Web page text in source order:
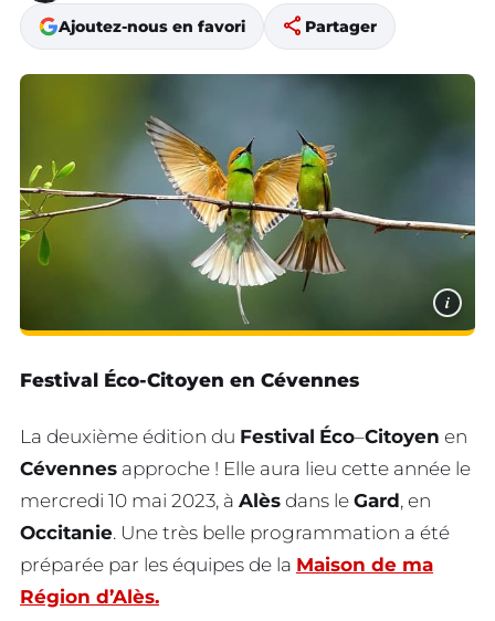
Ajoutez-nous en favori share Partager
i
Festival Éco-Citoyen en Cévennes
La deuxième édition du Festival Éco–Citoyen en
Cévennes approche ! Elle aura lieu cette année le
mercredi 10 mai 2023, à Alès dans le Gard, en
Occitanie. Une très belle programmation a été
préparée par les équipes de la Maison de ma
Région d’Alès.